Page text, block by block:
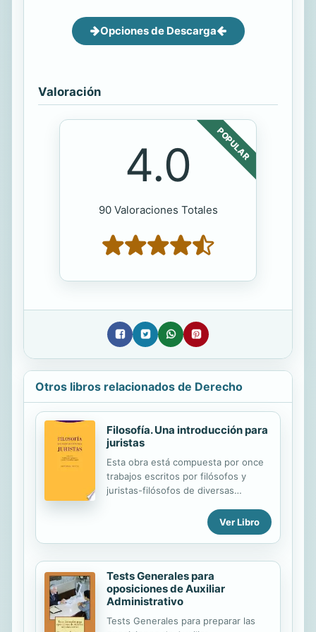
Opciones de Descarga
Valoración
POPULAR
4.0
90 Valoraciones Totales
Otros libros relacionados de Derecho
Filosofía. Una introducción para
juristas
Esta obra está compuesta por once
trabajos escritos por filósofos y
juristas-filósofos de diversas
ellos dedicado a una rama de la
filosofía o a un aspecto de la relación
entre la filosofía y el Derecho. Se
sitúa, por tanto, en un terreno
interdisciplinar, con el objetivo de ser
útil para los juristas —estudiantes o
profesionales— interesados en una
formación más integral, pero también
Ver Libro
Tests Generales para
oposiciones de Auxiliar
Administrativo
Tests Generales para preparar las